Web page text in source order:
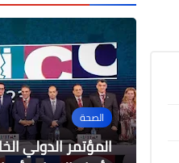
الصحة
المؤتمر الدولي
محافظات
التخلص من
محافظات
مختار يكلف وكيل
بمتابعة انهاء
أخبار مصر
إنتهاء تطوير
أخبار مصر
التنمية المحلية